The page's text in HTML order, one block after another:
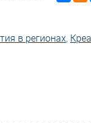
в регионах,